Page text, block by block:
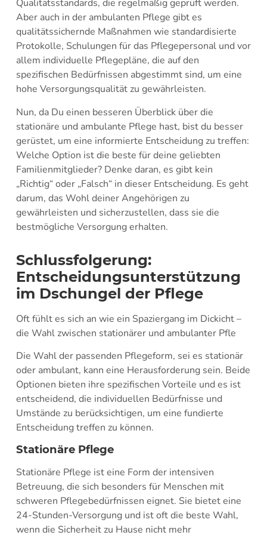
Qualitätsstandards, die regelmäßig geprüft werden.
Aber auch in der ambulanten Pflege gibt es
qualitätssichernde Maßnahmen wie standardisierte
Protokolle, Schulungen für das Pflegepersonal und vor
allem individuelle Pflegepläne, die auf den
spezifischen Bedürfnissen abgestimmt sind, um eine
hohe Versorgungsqualität zu gewährleisten.
Nun, da Du einen besseren Überblick über die
stationäre und ambulante Pflege hast, bist du besser
gerüstet, um eine informierte Entscheidung zu treffen:
Welche Option ist die beste für deine geliebten
Familienmitglieder? Denke daran, es gibt kein
„Richtig“ oder „Falsch“ in dieser Entscheidung. Es geht
darum, das Wohl deiner Angehörigen zu
gewährleisten und sicherzustellen, dass sie die
bestmögliche Versorgung erhalten.
Schlussfolgerung:
Entscheidungsunterstützung
im Dschungel der Pflege
Oft fühlt es sich an wie ein Spaziergang im Dickicht –
die Wahl zwischen stationärer und ambulanter Pfle
Die Wahl der passenden Pflegeform, sei es stationär
oder ambulant, kann eine Herausforderung sein. Beide
Optionen bieten ihre spezifischen Vorteile und es ist
entscheidend, die individuellen Bedürfnisse und
Umstände zu berücksichtigen, um eine fundierte
Entscheidung treffen zu können.
Stationäre Pflege
Stationäre Pflege ist eine Form der intensiven
Betreuung, die sich besonders für Menschen mit
schweren Pflegebedürfnissen eignet. Sie bietet eine
24-Stunden-Versorgung und ist oft die beste Wahl,
wenn die Sicherheit zu Hause nicht mehr